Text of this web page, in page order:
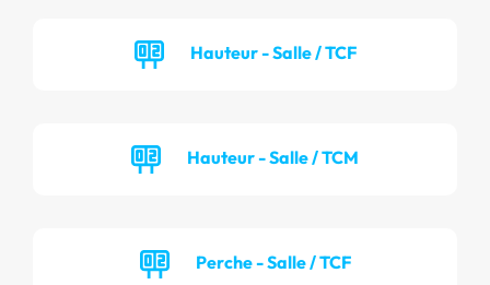
Hauteur - Salle / TCF
Hauteur - Salle / TCM
Perche - Salle / TCF